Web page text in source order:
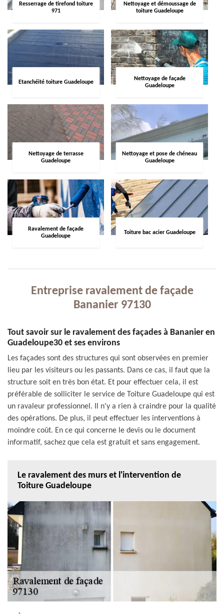
Resserrage de tirefond toiture
971
Nettoyage et démoussage de
toiture Guadeloupe
Etanchéité toiture Guadeloupe
Nettoyage de façade
Guadeloupe
Nettoyage de terrasse
Guadeloupe
Nettoyage et pose de chéneau
Guadeloupe
Ravalement de façade
Guadeloupe
Toiture bac acier Guadeloupe
Entreprise ravalement de façade
Bananier 97130
Tout savoir sur le ravalement des façades à Bananier en
Guadeloupe30 et ses environs
Les façades sont des structures qui sont observées en premier
lieu par les visiteurs ou les passants. Dans ce cas, il faut que la
structure soit en très bon état. Et pour effectuer cela, il est
préférable de solliciter le service de Toiture Guadeloupe qui est
un ravaleur professionnel. Il n'y a rien à craindre pour la qualité
des opérations. De plus, il peut effectuer les interventions à
moindre coût. En ce qui concerne le devis ou le document
informatif, sachez que cela est gratuit et sans engagement.
Le ravalement des murs et l'intervention de
Toiture Guadeloupe